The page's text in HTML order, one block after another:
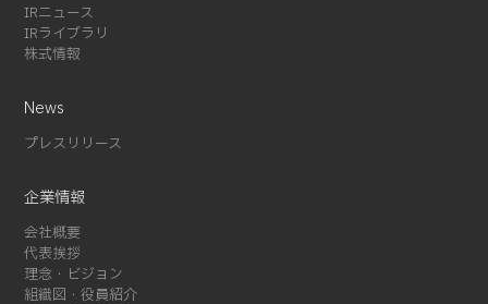
IRニュース
IRライブラリ
株式情報
News
プレスリリース
企業情報
会社概要
代表挨拶
理念・ビジョン
組織図・役員紹介